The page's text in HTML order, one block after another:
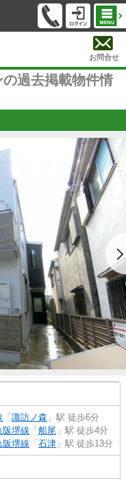
お問合せ
過去掲載物件情
「 諏訪ノ森 」駅 徒歩6分
阪堺線 「 船尾 」駅 徒歩4分
阪堺線 「 石津 」駅 徒歩13分